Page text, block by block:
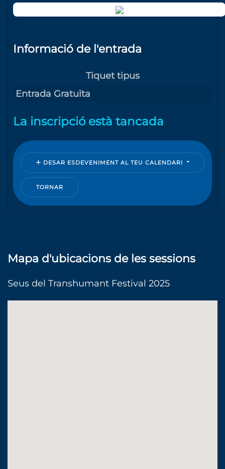
Informació de l'entrada
Tiquet tipus
Entrada Gratuïta
La inscripció està tancada
DESAR ESDEVENIMENT AL TEU CALENDARI
TORNAR
Mapa d'ubicacions de les sessions
Seus del Transhumant Festival 2025